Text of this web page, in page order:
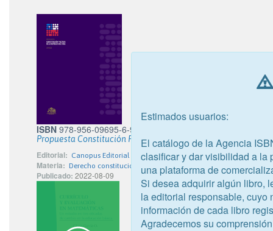
ISBN 978-956-09695-6-9
Propuesta Constitución Política de la República de Chile -
Editorial: Canopus Editorial Digital S.P.A.
Materia: Derecho constitucional y administrativo
Publicado: 2022-08-09
Estimados usuarios:
El catálogo de la Agencia
clasificar y dar visibilidad a la
una plataforma de
Si desea adquirir algún libro,
la editorial responsable, cuyo
información de cada libro
Agradecemos su